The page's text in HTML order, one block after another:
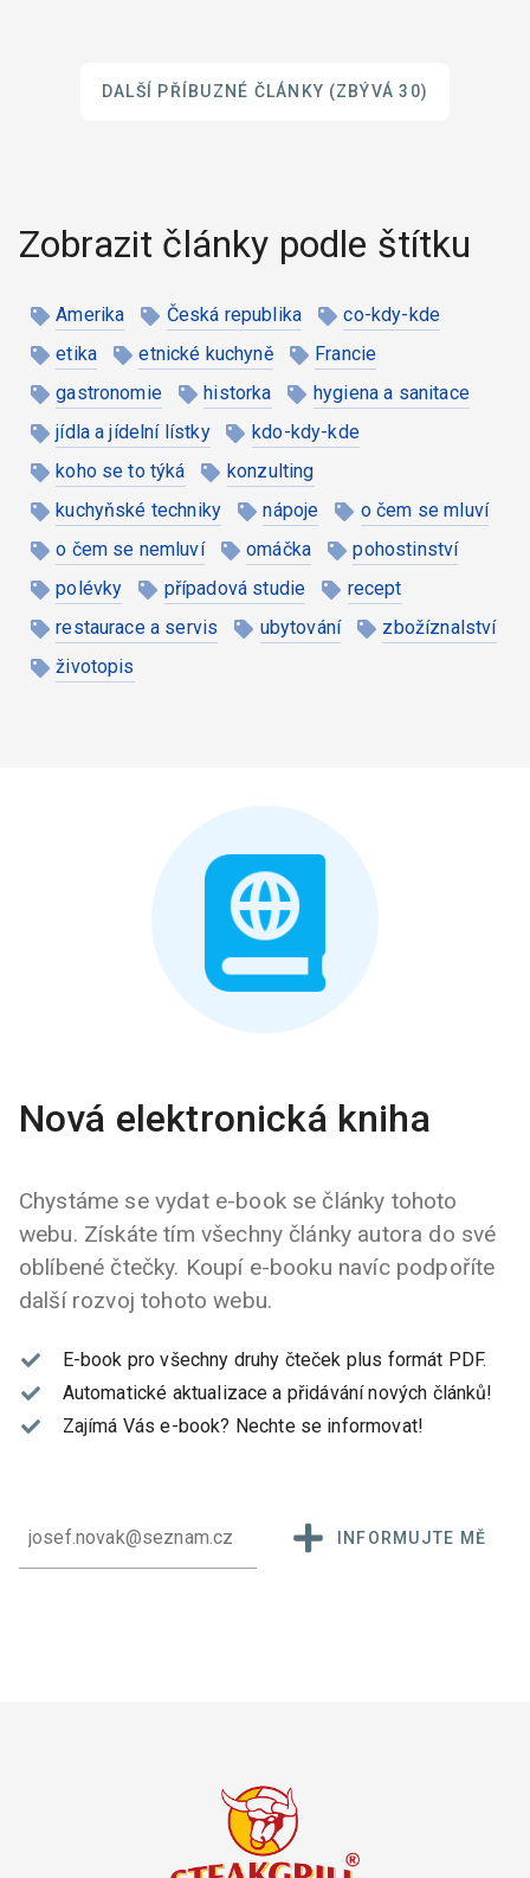
DALŠÍ PŘÍBUZNÉ ČLÁNKY (ZBÝVÁ 30)
Zobrazit články podle štítku
Amerika Česká republika
co-kdy-kde
etika
etnické kuchyně
Francie
gastronomie
historka
hygiena a sanitace
jídla a jídelní lístky
kdo-kdy-kde
koho se to týká
konzulting
kuchyňské techniky
nápoje
o čem se mluví
o čem se nemluví
omáčka
pohostinství
polévky
případová studie
recept
restaurace a servis
ubytování
zbožíznalství
životopis
Nová elektronická kniha
Chystáme se vydat e-book se články tohoto
webu. Získáte tím všechny články autora do své
oblíbené čtečky. Koupí e-booku navíc podpoříte
další rozvoj tohoto webu.
E-book pro všechny druhy čteček plus formát PDF.
Automatické aktualizace a přidávání nových článků!
Zajímá Vás e-book? Nechte se informovat!
INFORMUJTE MĚ